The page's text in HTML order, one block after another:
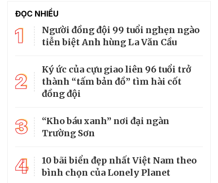
ĐỌC NHIỀU
1
Người đồng đội 99 tuổi nghẹn ngào
tiễn biệt Anh hùng La Văn Cầu
2
Ký ức của cựu giao liên 96 tuổi trở
thành “tấm bản đồ” tìm hài cốt
đồng đội
3
“Kho báu xanh” nơi đại ngàn
Trường Sơn
4
10 bãi biển đẹp nhất Việt Nam theo
bình chọn của Lonely Planet